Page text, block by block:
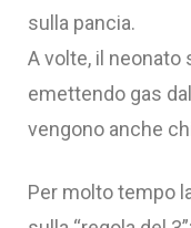
sulla pancia.
A volte, il
emettendo gas
vengono anche
Per molto tempo